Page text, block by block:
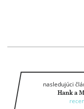
nasledujúci
Hank a